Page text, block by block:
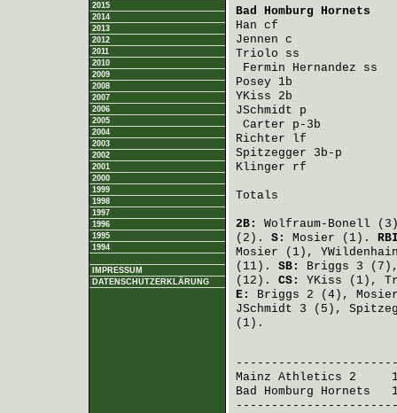
2015
2014
2013
2012
2011
2010
2009
2008
2007
2006
2005
2004
2003
2002
2001
2000
1999
1998
1997
1996
1995
1994
IMPRESSUM
DATENSCHUTZERKLÄRUNG
Bad Homburg Hornets
Han cf
Jennen c
Triolo ss
Fermin Hernandez ss
Posey 1b
YKiss 2b
JSchmidt p
Carter p-3b
Richter lf
Spitzegger 3b-p
Klinger rf
Totals
2B: Wolfraum-Bonell
(2). S: Mosier (1).
Mosier (1),
(11). SB: Briggs 3
(12). CS: YKiss (1),
E: Briggs 2 (4),
JSchmidt 3 (5),
(1).
Mainz Athletics 2
Bad Homburg Hornets